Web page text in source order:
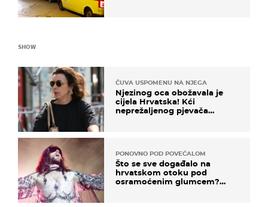
SHOW
ČUVA USPOMENU NA NJEGA
Njezinog oca obožavala je
cijela Hrvatska! Kći
neprežaljenog pjevača
PONOVNO POD POVEĆALOM
Što se sve događalo na
hrvatskom otoku pod
osramoćenim glumcem?